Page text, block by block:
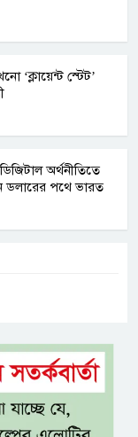
‘ক্লায়েন্ট স্টেট’
অর্থনীতিতে
ডলারের পথে ভারত